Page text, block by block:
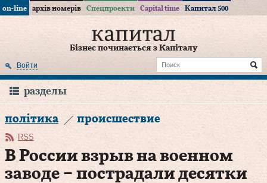
on-line архів номерів Спецпроекти Capital time Капитал 500
Бізнес починається з Капіталу
Войти
разделы
політика происшествие
RSS
В России взрыв на военном
заводе – пострадали десятки